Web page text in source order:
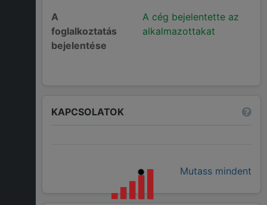
A
foglalkoztatás
bejelentése
A cég bejelentette az
alkalmazottakat
KAPCSOLATOK
Mutass mindent